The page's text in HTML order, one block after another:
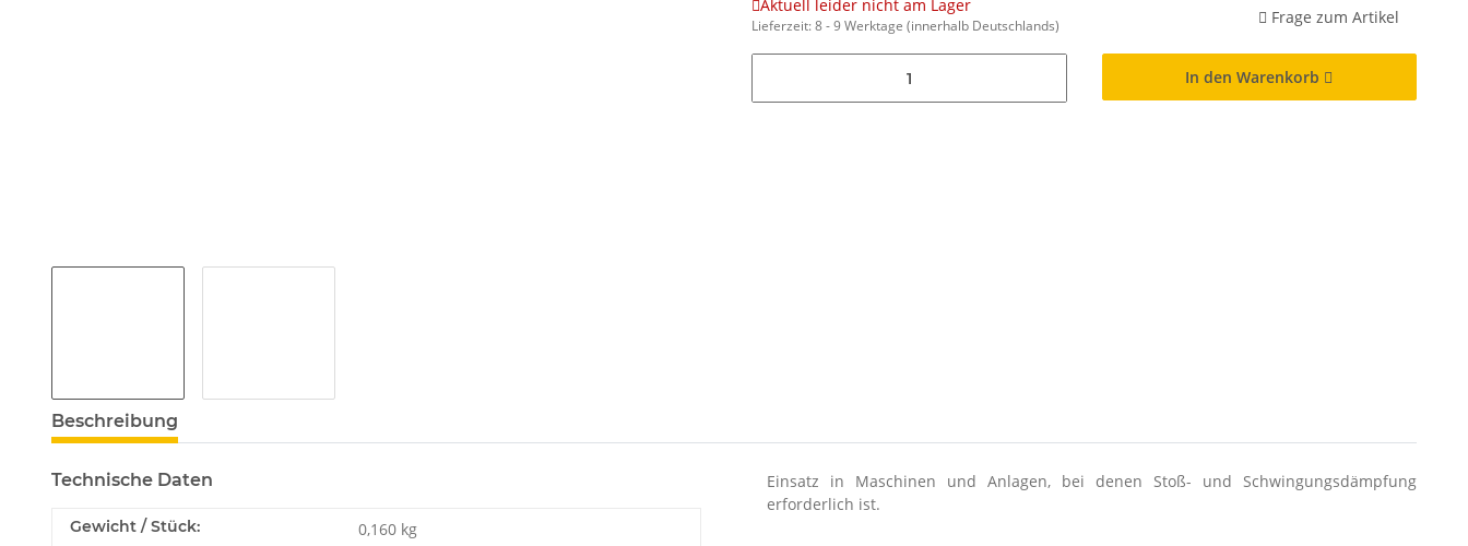
Aktuell leider nicht am Lager
Lieferzeit:8 - 9 Werktage (innerhalb Deutschlands) Frage zum Artikel
In den Warenkorb
Beschreibung
Technische Daten
Gewicht / Stück: 0,160 kg
Einsatz in Maschinen und Anlagen, bei denen Stoß- und Schwingungsdämpfung
erforderlich ist.